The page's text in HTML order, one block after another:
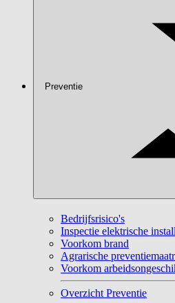
Preventie
Bedrijfsrisico's
Inspectie elektrische
Voorkom brand
Agrarische
Voorkom
Overzicht Preventie